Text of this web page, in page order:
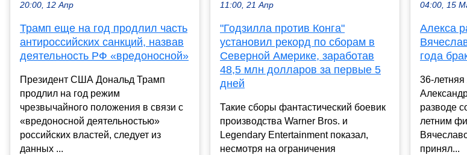
20:00, 12 Апр
Трамп еще на год продлил часть
антироссийских санкций, назвав
деятельность РФ «вредоносной»
Президент США Дональд Трамп
продлил на год режим
чрезвычайного положения в связи с
«вредоносной деятельностью»
российских властей, следует из
данных ...
11:00, 21 Апр
"Годзилла против Конга"
установил рекорд по сборам в
Северной Америке, заработав
48,5 млн долларов за первые 5
дней
Такие сборы фантастический боевик
производства Warner Bros. и
Legendary Entertainment показал,
несмотря на ограничения
04:00, 15
Алекса
года
36-
разводе
летним
принял...